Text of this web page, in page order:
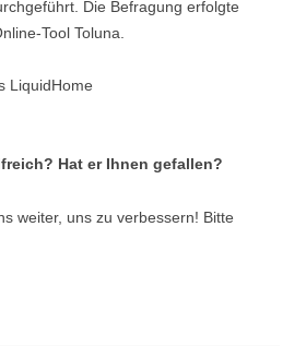
Die Befragung erfolgte
Tool Toluna.
LiquidHome
Hat er Ihnen gefallen?
weiter, uns zu verbessern! Bitte